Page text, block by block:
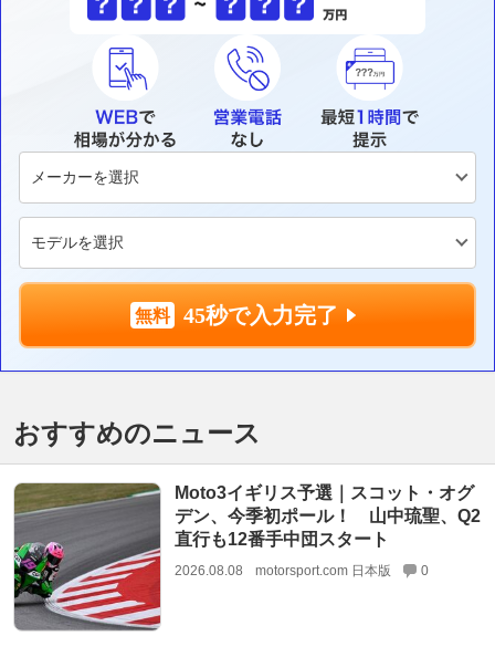
45秒で入力完了
おすすめのニュース
Moto3イギリス予選｜スコット・オグ
デン、今季初ポール！ 山中琉聖、Q2
直行も12番手中団スタート
2026.08.08 motorsport.com 日本版 0